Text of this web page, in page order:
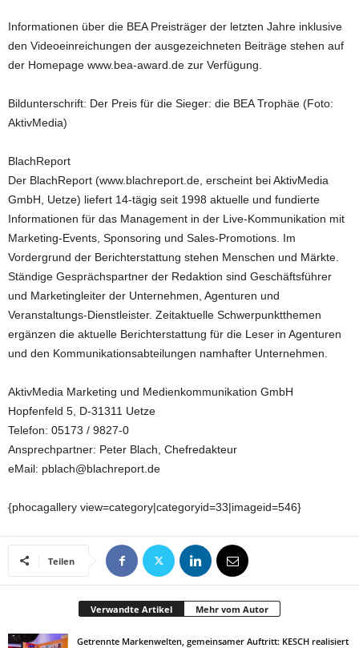
Informationen über die BEA Preisträger der letzten Jahre inklusive
den Videoeinreichungen der ausgezeichneten Beiträge stehen auf
der Homepage www.bea-award.de zur Verfügung.
Bildunterschrift: Der Preis für die Sieger: die BEA Trophäe (Foto:
AktivMedia)
BlachReport
Der BlachReport (www.blachreport.de, erscheint bei AktivMedia
GmbH, Uetze) liefert 14-tägig seit 1998 aktuelle und fundierte
Informationen für das Management in der Live-Kommunikation mit
Marketing-Events, Sponsoring und Sales-Promotions. Im
Vordergrund der Berichterstattung stehen Menschen und Märkte.
Ständige Gesprächspartner der Redaktion sind Geschäftsführer
und Marketingleiter der Unternehmen, Agenturen und
Veranstaltungs-Dienstleister. Zeitaktuelle Schwerpunktthemen
ergänzen die aktuelle Berichterstattung für die Leser in Agenturen
und den Kommunikationsabteilungen namhafter Unternehmen.
AktivMedia Marketing und Medienkommunikation GmbH
Hopfenfeld 5, D-31311 Uetze
Telefon: 05173 / 9827-0
Ansprechpartner: Peter Blach, Chefredakteur
eMail: pblach@blachreport.de
{phocagallery view=category|categoryid=33|imageid=546}
Teilen
Verwandte Artikel Mehr vom Autor
Getrennte Markenwelten, gemeinsamer Auftritt: KESCH realisiert